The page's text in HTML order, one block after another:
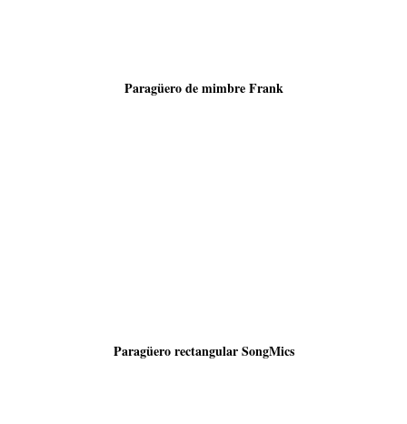
Paragüero de mimbre Frank
Paragüero rectangular SongMics